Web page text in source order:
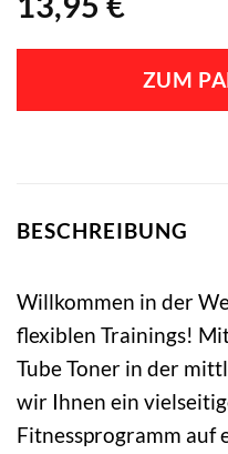
ZUM
BESCHREIBUNG
Willkommen in der
flexiblen Trainings!
Tube Toner in der
wir Ihnen ein
Fitnessprogramm auf